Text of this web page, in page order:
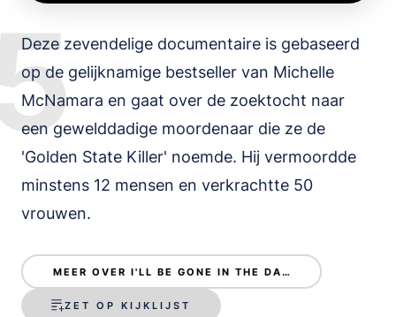
Deze zevendelige documentaire is gebaseerd
op de gelijknamige bestseller van Michelle
McNamara en gaat over de zoektocht naar
een gewelddadige moordenaar die ze de
'Golden State Killer' noemde. Hij vermoordde
minstens 12 mensen en verkrachtte 50
vrouwen.
MEER OVER I'LL BE GONE IN THE DARK
ZET OP KIJKLIJST